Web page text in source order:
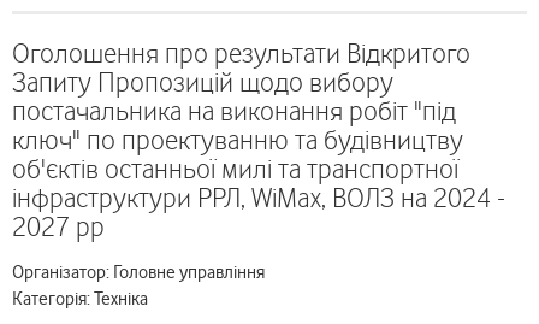
Оголошення про результати Відкритого
Запиту Пропозицій щодо вибору
постачальника на виконання робіт "під
ключ" по проектуванню та будівництву
об'єктів останньої милі та транспортної
інфраструктури РРЛ, WiMax, ВОЛЗ на 2024 -
2027 рр
Організатор: Головне управління
Категорія: Техніка